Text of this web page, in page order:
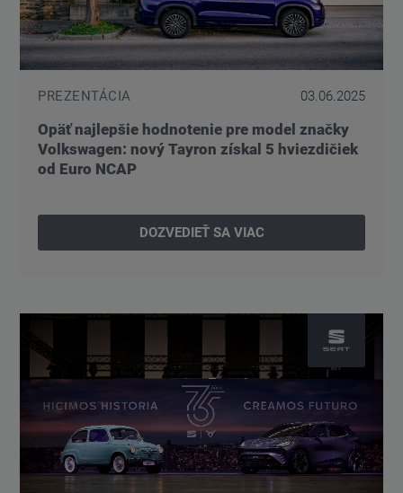
PREZENTÁCIA 03.06.2025
Opäť najlepšie hodnotenie pre model značky
Volkswagen: nový Tayron získal 5 hviezdičiek
od Euro NCAP
DOZVEDIEŤ SA VIAC